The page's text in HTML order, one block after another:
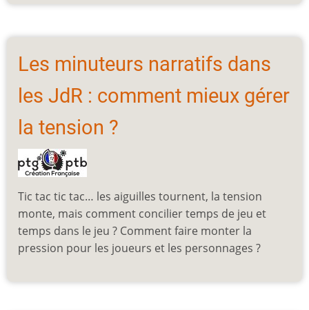
Les minuteurs narratifs dans
les JdR : comment mieux gérer
la tension ?
Tic tac tic tac… les aiguilles tournent, la tension
monte, mais comment concilier temps de jeu et
temps dans le jeu ? Comment faire monter la
pression pour les joueurs et les personnages ?